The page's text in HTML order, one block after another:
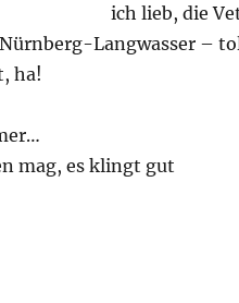
ich lieb, die
Langwasser –
ha!
mag, es klingt gut